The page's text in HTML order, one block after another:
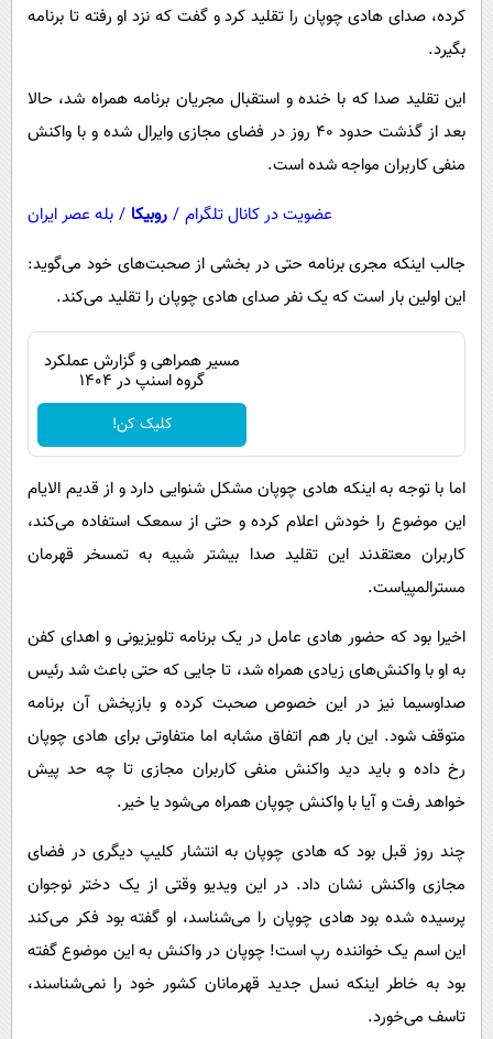
بین الملل
حیات وحش
سیاست خارجی
کرده، صدای هادی چوپان را تقلید کرد و گفت که نزد او رفته تا برنامه
بگیرد‍.
این تقلید صدا که با خنده و استقبال مجریان برنامه همراه شد، حالا
بعد از گذشت حدود 40 روز در فضای مجازی وایرال شده و با واکنش
منفی کاربران مواجه شده است.
عضویت در کانال تلگرام / روبیکا / بله عصر ایران
جالب اینکه مجری برنامه حتی در بخشی از صحبت‌های خود می‌گوید:
این اولین بار است که یک نفر صدای هادی چوپان را تقلید می‌کند.
مسیر همراهی و گزارش عملکرد
گروه اسنپ در ۱۴۰۴
کلیک کن!
اما با توجه به اینکه هادی چوپان مشکل شنوایی دارد و از قدیم الایام
این موضوع را خودش اعلام کرده و حتی از سمعک استفاده می‌کند،
کاربران معتقدند این تقلید صدا بیشتر شبیه به تمسخر قهرمان
مسترالمپیاست.
اخیرا بود که حضور هادی عامل در یک برنامه تلویزیونی و اهدای کفن
به او با واکنش‌های زیادی همراه شد، تا جایی که حتی باعث شد رئیس
صداوسیما نیز در این خصوص صحبت کرده و بازپخش آن برنامه
متوقف شود. این بار هم اتفاق مشابه اما متفاوتی برای هادی چوپان
رخ داده و باید دید واکنش منفی کاربران مجازی تا چه حد پیش
خواهد رفت و آیا با واکنش چوپان همراه می‌شود یا خیر.
چند روز قبل بود که هادی چوپان به انتشار کلیپ دیگری در فضای
مجازی واکنش نشان داد. در این ویدیو وقتی از یک دختر نوجوان
پرسیده شده بود هادی چوپان را می‌شناسد، او گفته بود فکر می‌کند
این اسم یک خواننده رپ است! چوپان در واکنش به این موضوع گفته
بود به خاطر اینکه نسل جدید قهرمانان کشور خود را نمی‌شناسند،
تاسف می‌خورد.